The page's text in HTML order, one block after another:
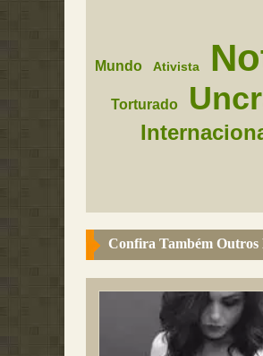
Mundo Ativista
Torturado
Confira Também Outros